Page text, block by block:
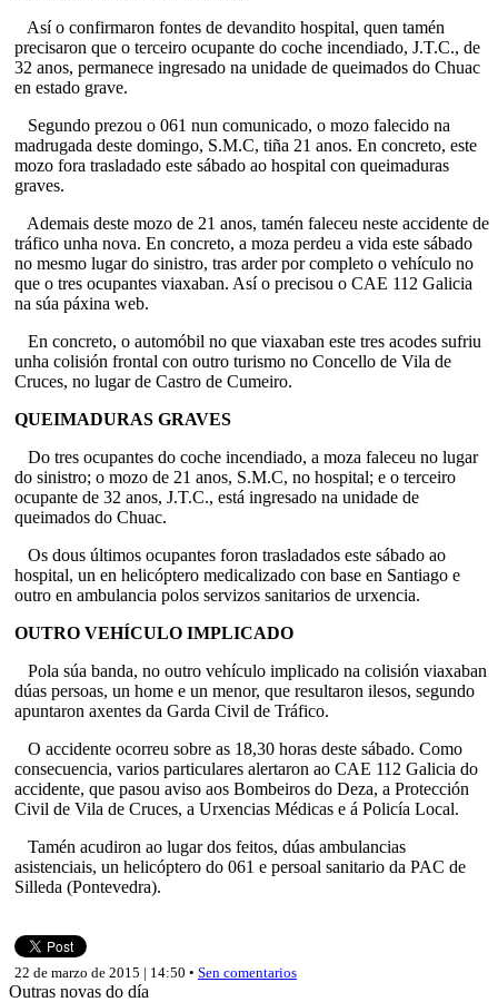
Así o confirmaron fontes de devandito hospital, quen tamén
precisaron que o terceiro ocupante do coche incendiado, J.T.C., de
32 anos, permanece ingresado na unidade de queimados do Chuac
en estado grave.
Segundo prezou o 061 nun comunicado, o mozo falecido na
madrugada deste domingo, S.M.C, tiña 21 anos. En concreto, este
mozo fora trasladado este sábado ao hospital con queimaduras
graves.
Ademais deste mozo de 21 anos, tamén faleceu neste accidente de
tráfico unha nova. En concreto, a moza perdeu a vida este sábado
no mesmo lugar do sinistro, tras arder por completo o vehículo no
que o tres ocupantes viaxaban. Así o precisou o CAE 112 Galicia
na súa páxina web.
En concreto, o automóbil no que viaxaban este tres acodes sufriu
unha colisión frontal con outro turismo no Concello de Vila de
Cruces, no lugar de Castro de Cumeiro.
QUEIMADURAS GRAVES
Do tres ocupantes do coche incendiado, a moza faleceu no lugar
do sinistro; o mozo de 21 anos, S.M.C, no hospital; e o terceiro
ocupante de 32 anos, J.T.C., está ingresado na unidade de
queimados do Chuac.
Os dous últimos ocupantes foron trasladados este sábado ao
hospital, un en helicóptero medicalizado con base en Santiago e
outro en ambulancia polos servizos sanitarios de urxencia.
OUTRO VEHÍCULO IMPLICADO
Pola súa banda, no outro vehículo implicado na colisión viaxaban
dúas persoas, un home e un menor, que resultaron ilesos, segundo
apuntaron axentes da Garda Civil de Tráfico.
O accidente ocorreu sobre as 18,30 horas deste sábado. Como
consecuencia, varios particulares alertaron ao CAE 112 Galicia do
accidente, que pasou aviso aos Bombeiros do Deza, a Protección
Civil de Vila de Cruces, a Urxencias Médicas e á Policía Local.
Tamén acudiron ao lugar dos feitos, dúas ambulancias
asistenciais, un helicóptero do 061 e persoal sanitario da PAC de
Silleda (Pontevedra).
22 de marzo de 2015 | 14:50 • Sen comentarios
Outras novas do día